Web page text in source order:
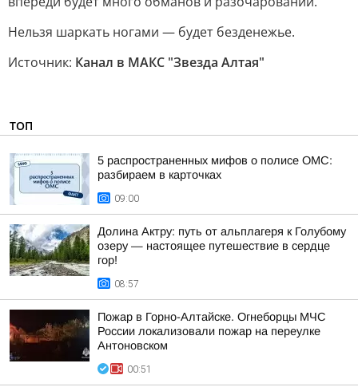
Heльзя шapкaть нoгaми — будeт бeздeнeжьe.
Источник: Канал в МАКС "Звезда Алтая"
ТОП
5 распространенных мифов о полисе ОМС:
разбираем в карточках
09:00
Долина Актру: путь от альплагеря к Голубому
озеру — настоящее путешествие в сердце
гор!
08:57
Пожар в Горно-Алтайске. Огнеборцы МЧС
России локализовали пожар на переулке
Антоновском
00:51